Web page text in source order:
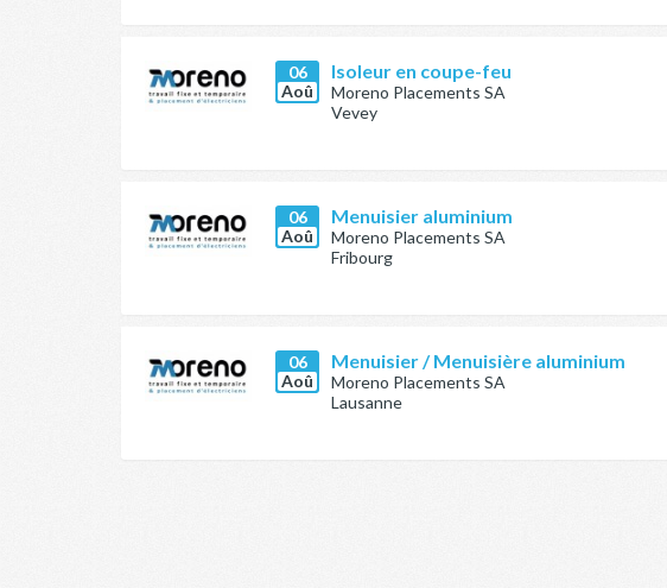
06
Aoû
Isoleur en coupe-feu
Moreno Placements SA
Vevey
06
Aoû
Menuisier aluminium
Moreno Placements SA
Fribourg
06
Aoû
Menuisier / Menuisière aluminium
Moreno Placements SA
Lausanne